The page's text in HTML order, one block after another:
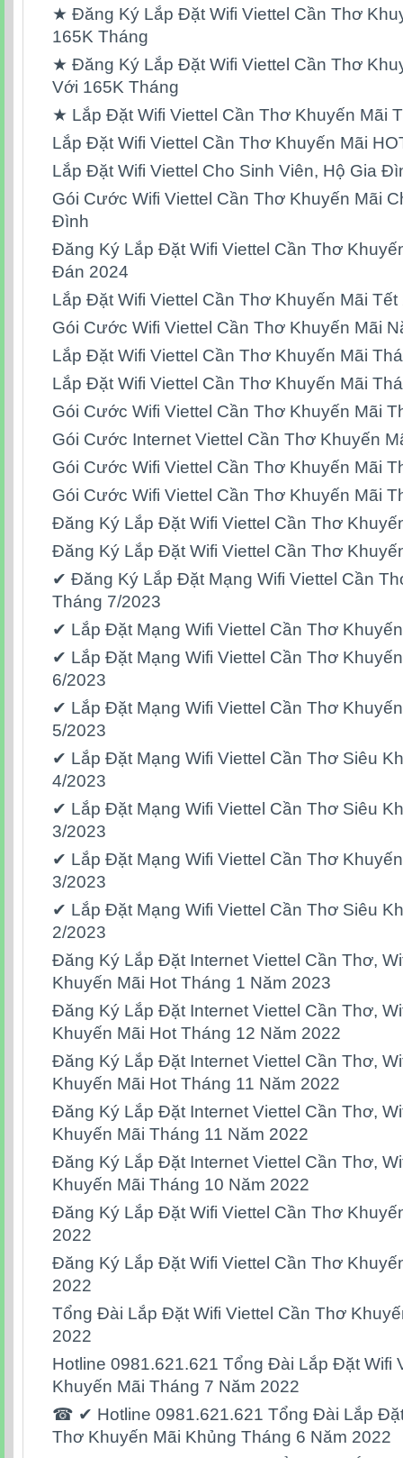
★ Đăng Ký Lắp Đặt Wifi Viettel Cần Thơ
165K Tháng
★ Đăng Ký Lắp Đặt Wifi Viettel Cần Thơ
Với 165K Tháng
★ Lắp Đặt Wifi Viettel Cần Thơ Khuyến Mãi
Lắp Đặt Wifi Viettel Cần Thơ Khuyến Mãi
Lắp Đặt Wifi Viettel Cho Sinh Viên, Hộ Gia
Gói Cước Wifi Viettel Cần Thơ Khuyến Mãi
Đình
Đăng Ký Lắp Đặt Wifi Viettel Cần Thơ
Đán 2024
Lắp Đặt Wifi Viettel Cần Thơ Khuyến Mãi Tết
Gói Cước Wifi Viettel Cần Thơ Khuyến Mãi
Lắp Đặt Wifi Viettel Cần Thơ Khuyến Mãi
Lắp Đặt Wifi Viettel Cần Thơ Khuyến Mãi
Gói Cước Wifi Viettel Cần Thơ Khuyến Mãi
Gói Cước Internet Viettel Cần Thơ Khuyến
Gói Cước Wifi Viettel Cần Thơ Khuyến Mãi
Gói Cước Wifi Viettel Cần Thơ Khuyến Mãi
Đăng Ký Lắp Đặt Wifi Viettel Cần Thơ
Đăng Ký Lắp Đặt Wifi Viettel Cần Thơ
✔ Đăng Ký Lắp Đặt Mạng Wifi Viettel Cần
Tháng 7/2023
✔ Lắp Đặt Mạng Wifi Viettel Cần Thơ
✔ Lắp Đặt Mạng Wifi Viettel Cần Thơ
6/2023
✔ Lắp Đặt Mạng Wifi Viettel Cần Thơ
5/2023
✔ Lắp Đặt Mạng Wifi Viettel Cần Thơ Siêu
4/2023
✔ Lắp Đặt Mạng Wifi Viettel Cần Thơ Siêu
3/2023
✔ Lắp Đặt Mạng Wifi Viettel Cần Thơ
3/2023
✔ Lắp Đặt Mạng Wifi Viettel Cần Thơ Siêu
2/2023
Đăng Ký Lắp Đặt Internet Viettel Cần Thơ,
Khuyến Mãi Hot Tháng 1 Năm 2023
Đăng Ký Lắp Đặt Internet Viettel Cần Thơ,
Khuyến Mãi Hot Tháng 12 Năm 2022
Đăng Ký Lắp Đặt Internet Viettel Cần Thơ,
Khuyến Mãi Hot Tháng 11 Năm 2022
Đăng Ký Lắp Đặt Internet Viettel Cần Thơ,
Khuyến Mãi Tháng 11 Năm 2022
Đăng Ký Lắp Đặt Internet Viettel Cần Thơ,
Khuyến Mãi Tháng 10 Năm 2022
Đăng Ký Lắp Đặt Wifi Viettel Cần Thơ
2022
Đăng Ký Lắp Đặt Wifi Viettel Cần Thơ
2022
Tổng Đài Lắp Đặt Wifi Viettel Cần Thơ
2022
Hotline 0981.621.621 Tổng Đài Lắp Đặt Wifi
Khuyến Mãi Tháng 7 Năm 2022
☎ ✔ Hotline 0981.621.621 Tổng Đài Lắp
Thơ Khuyến Mãi Khủng Tháng 6 Năm 2022